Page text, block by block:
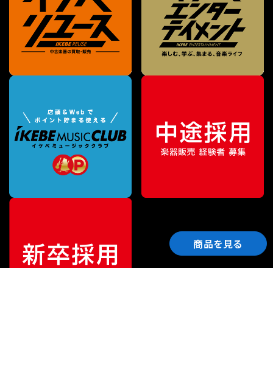
商品を見る